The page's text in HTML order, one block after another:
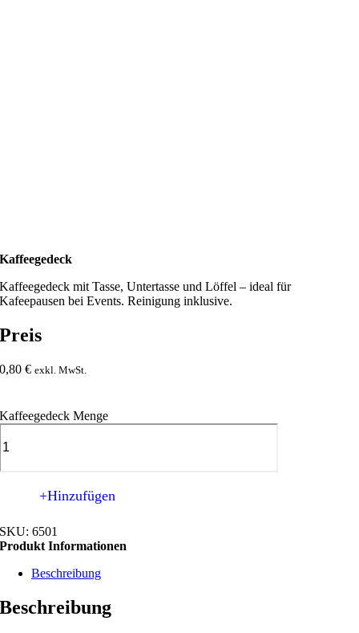
Kaffeegedeck
Kaffeegedeck mit Tasse, Untertasse und Löffel – ideal für
Kafeepausen bei Events. Reinigung inklusive.
Preis
0,80€ exkl. MwSt.
Kaffeegedeck Menge
+Hinzufügen
SKU:6501
Produkt Informationen
Beschreibung
Beschreibung